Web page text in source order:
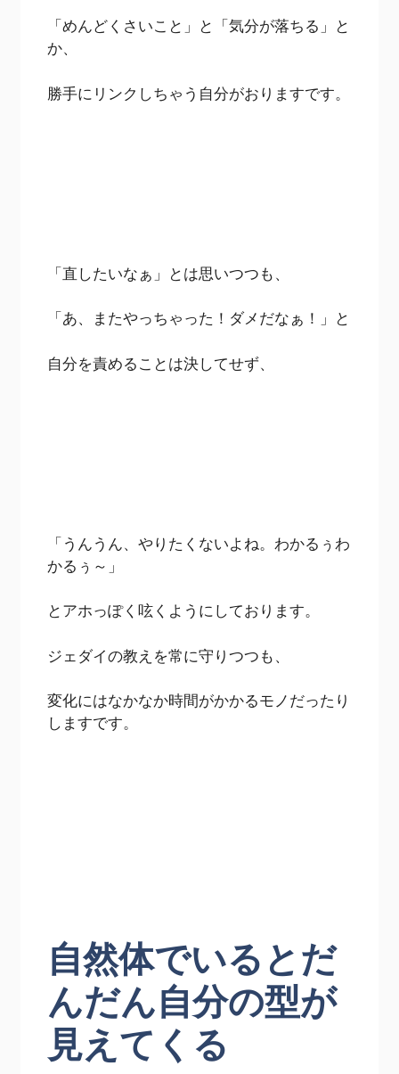
「めんどくさいこと」と「気分が落ちる」と
か、
勝手にリンクしちゃう自分がおりますです。
「直したいなぁ」とは思いつつも、
「あ、またやっちゃった！ダメだなぁ！」と
自分を責めることは決してせず、
「うんうん、やりたくないよね。わかるぅわ
かるぅ～」
とアホっぽく呟くようにしております。
ジェダイの教えを常に守りつつも、
変化にはなかなか時間がかかるモノだったり
しますです。
自然体でいるとだ
んだん自分の型が
見えてくる